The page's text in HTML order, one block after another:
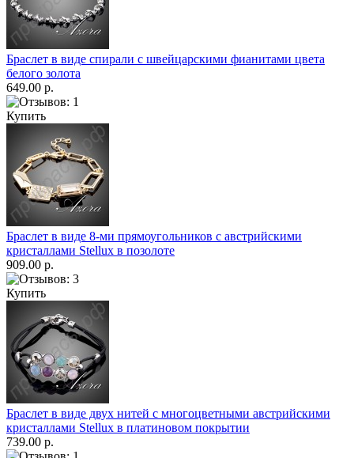
Браслет в виде спирали с швейцарскими фианитами цвета
белого золота
649.00 р.
Купить
Браслет в виде 8-ми прямоугольников с австрийскими
кристаллами Stellux в позолоте
909.00 р.
Купить
Браслет в виде двух нитей с многоцветными австрийскими
кристаллами Stellux в платиновом покрытии
739.00 р.